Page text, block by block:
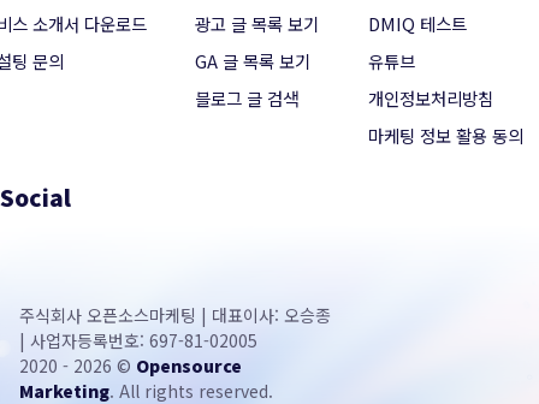
스 소개서 다운로드
팅 문의
광고 글 목록 보기
GA 글 목록 보기
블로그 글 검색
DMIQ 테스트
유튜브
개인정보처리방침
마케팅 정보 활용 동의
Social
주식회사 오픈소스마케팅 | 대표이사: 오승종
| 사업자등록번호: 697-81-02005
2020 - 2026 © Opensource
Marketing. All rights reserved.